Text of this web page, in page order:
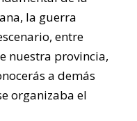
la guerra
entre
nuestra provincia,
a demás
organizaba el